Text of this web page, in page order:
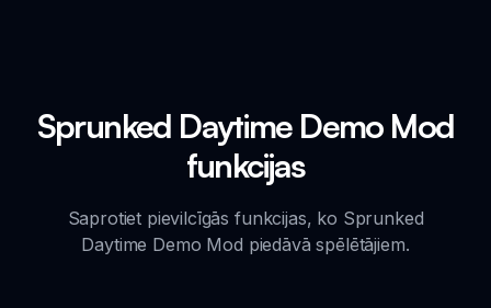
Sprunked Daytime Demo Mod
funkcijas
Saprotiet pievilcīgās funkcijas, ko Sprunked
Daytime Demo Mod piedāvā spēlētājiem.